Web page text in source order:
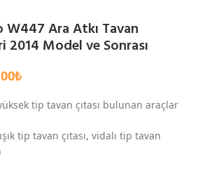
Ara Atkı Tavan
2014 Model ve Sonrası
₺
tip tavan çıtası bulunan araçlar
tip tavan çıtası, vidalı tip tavan